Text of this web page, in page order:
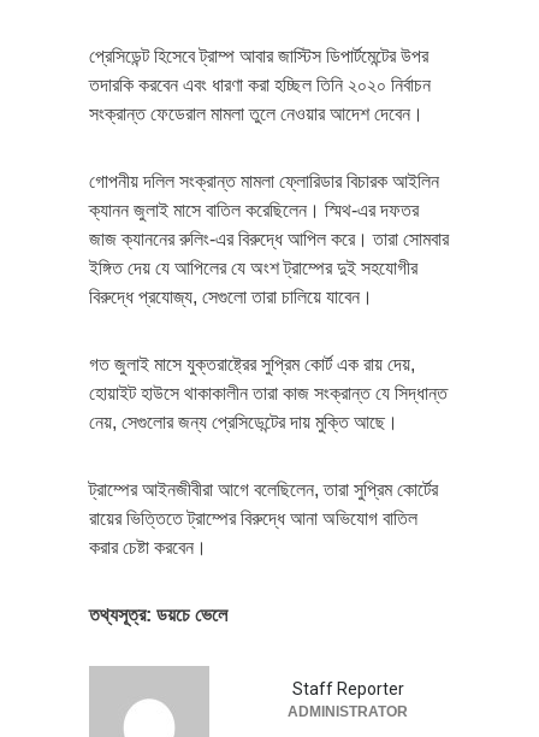
প্রেসিডেন্ট হিসেবে ট্রাম্প আবার জাস্টিস ডিপার্টমেন্টের উপর
তদারকি করবেন এবং ধারণা করা হচ্ছিল তিনি ২০২০ নির্বাচন
সংক্রান্ত ফেডেরাল মামলা তুলে নেওয়ার আদেশ দেবেন।
গোপনীয় দলিল সংক্রান্ত মামলা ফ্লোরিডার বিচারক আইলিন
ক্যানন জুলাই মাসে বাতিল করেছিলেন। স্মিথ-এর দফতর
জাজ ক্যাননের রুলিং-এর বিরুদ্ধে আপিল করে। তারা সোমবার
ইঙ্গিত দেয় যে আপিলের যে অংশ ট্রাম্পের দুই সহযোগীর
বিরুদ্ধে প্রযোজ্য, সেগুলো তারা চালিয়ে যাবেন।
গত জুলাই মাসে যুক্তরাষ্ট্রের সুপ্রিম কোর্ট এক রায় দেয়,
হোয়াইট হাউসে থাকাকালীন তারা কাজ সংক্রান্ত যে সিদ্ধান্ত
নেয়, সেগুলোর জন্য প্রেসিডেন্টের দায় মুক্তি আছে।
ট্রাম্পের আইনজীবীরা আগে বলেছিলেন, তারা সুপ্রিম কোর্টের
রায়ের ভিত্তিতে ট্রাম্পের বিরুদ্ধে আনা অভিযোগ বাতিল
করার চেষ্টা করবেন।
তথ্যসূত্র: ডয়চে ভেলে
Staff Reporter
ADMINISTRATOR